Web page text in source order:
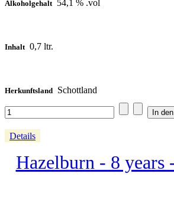
Alkoholgehalt 54,1 % .vol
Inhalt 0,7 ltr.
Herkunftsland Schottland
Details
Hazelburn - 8